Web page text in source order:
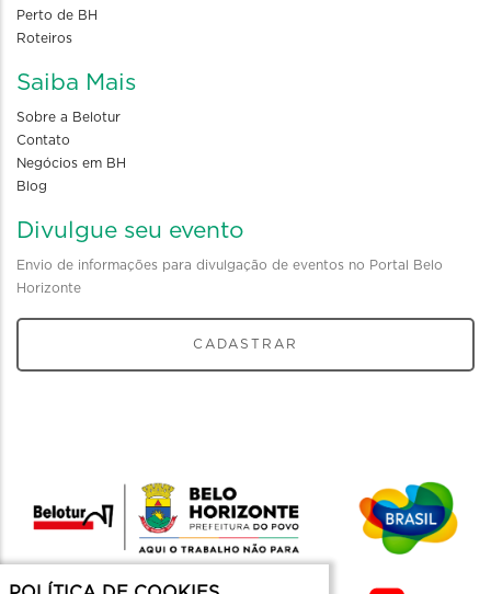
Perto de BH
Roteiros
Saiba Mais
Sobre a Belotur
Contato
Negócios em BH
Blog
Divulgue seu evento
Envio de informações para divulgação de eventos no Portal Belo
Horizonte
CADASTRAR